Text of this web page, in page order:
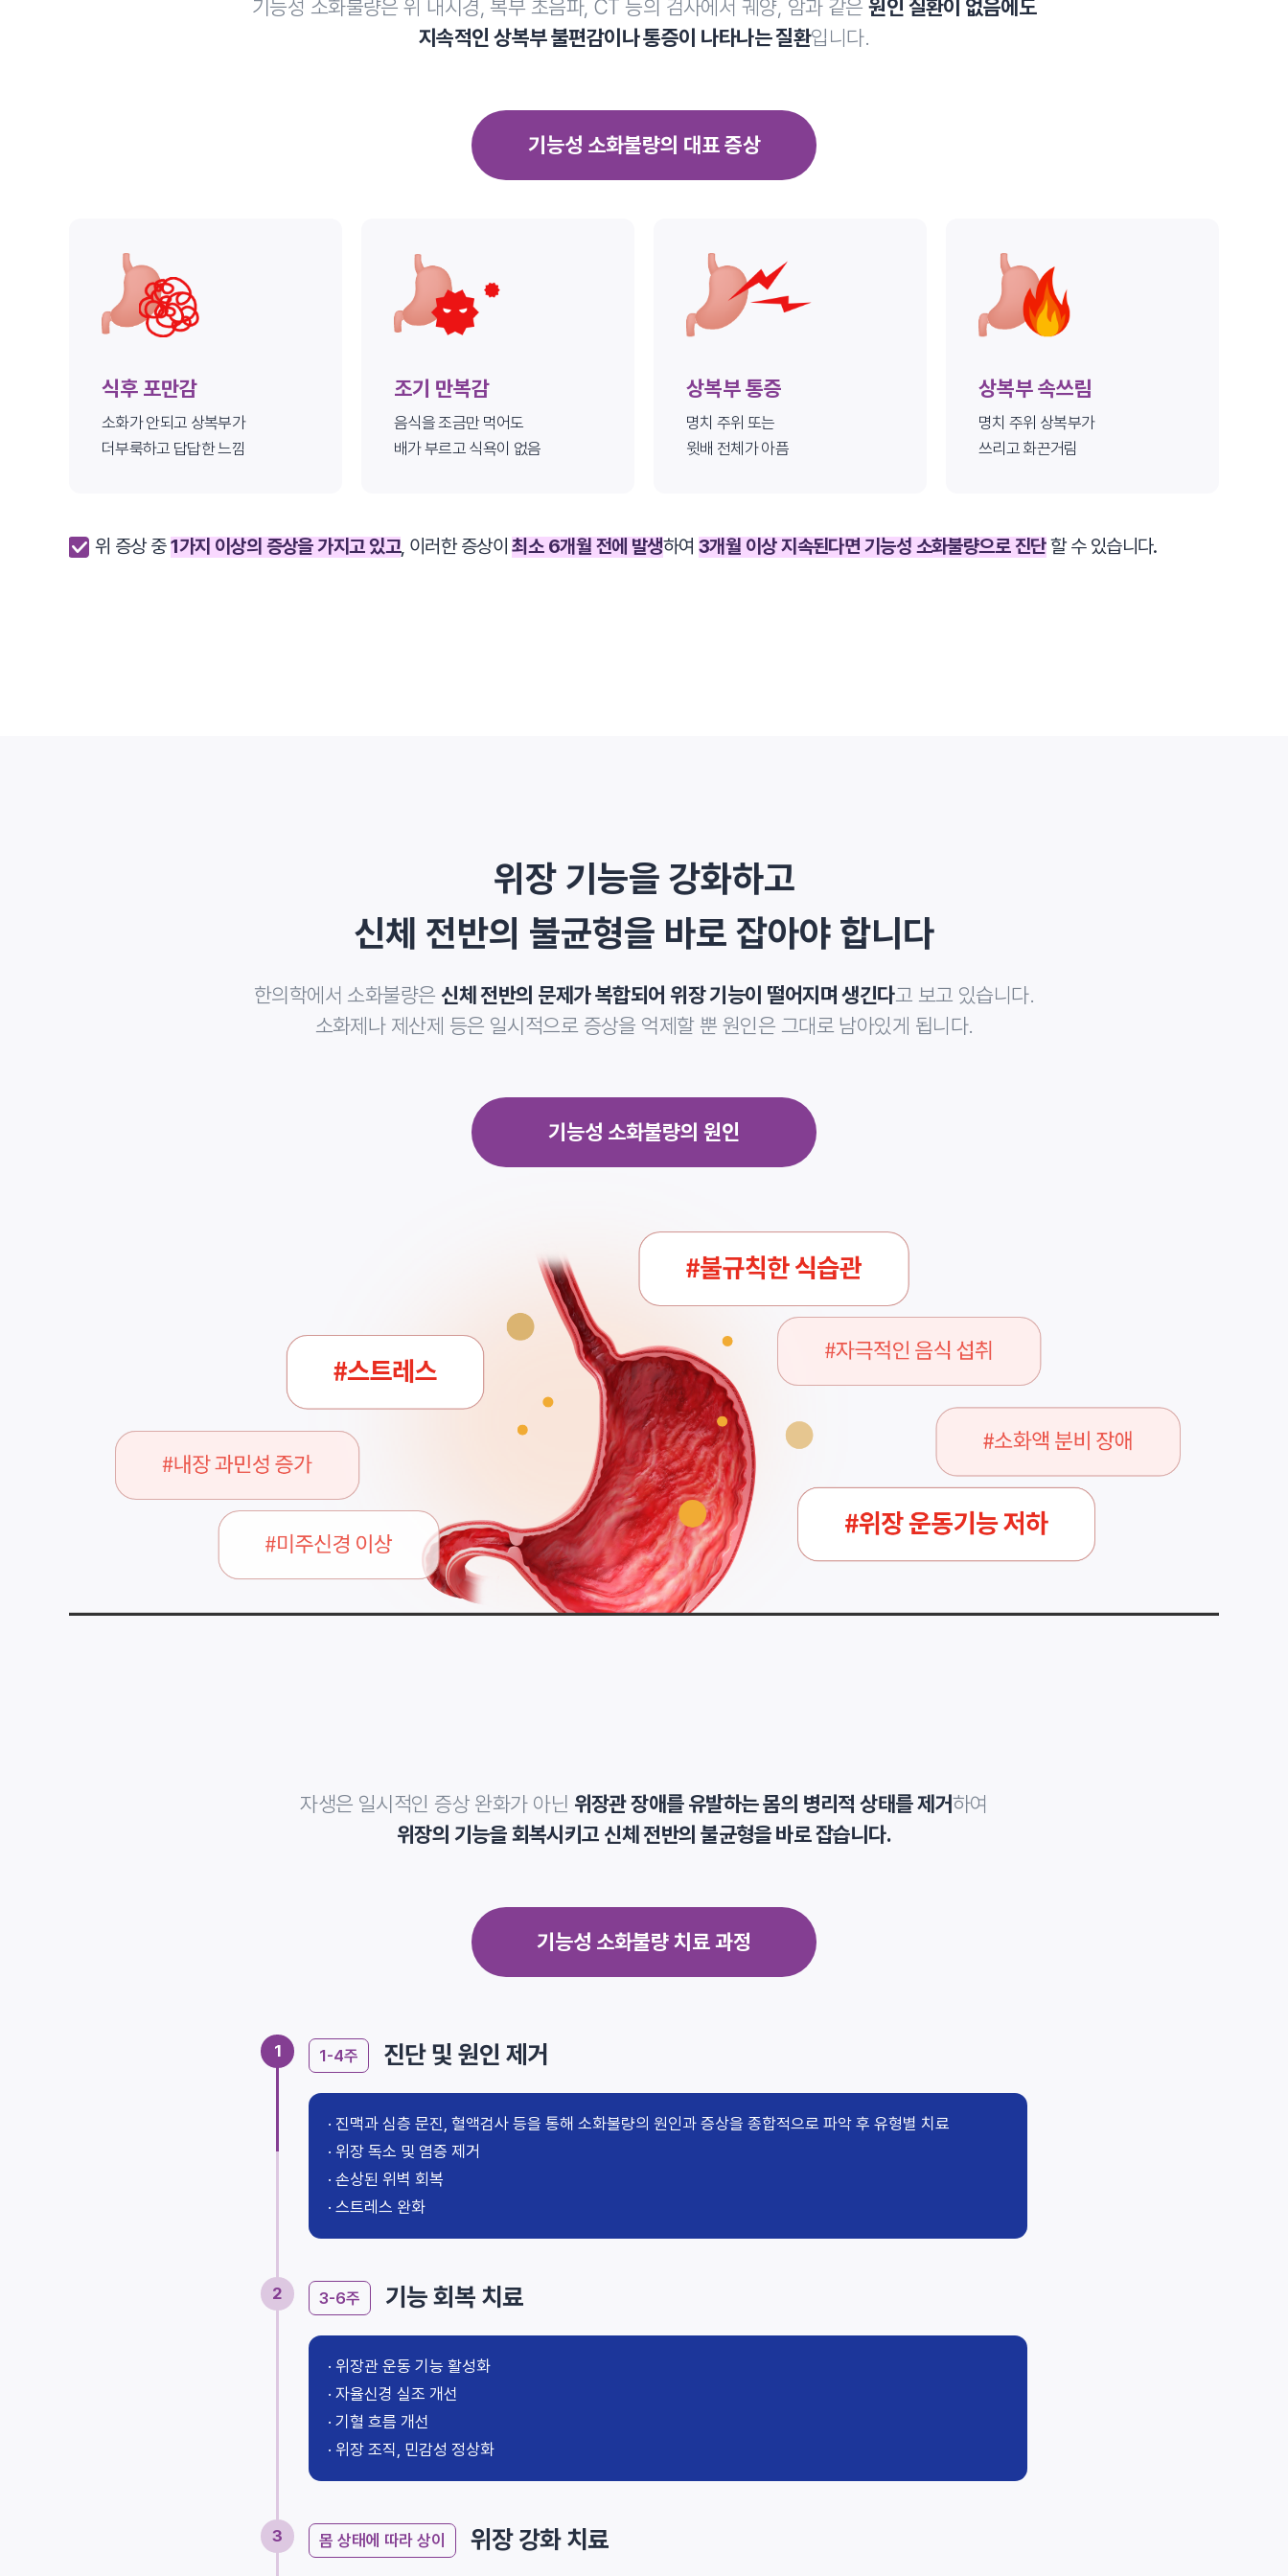
기능성 소화불량은 위 내시경, 복부 초음파, CT 등의 검사에서 궤양, 암과 같은원인 질환이 없음에도
지속적인 상복부 불편감이나 통증이 나타나는 질환입니다.
기능성 소화불량의 대표 증상
식후 포만감
소화가 안되고 상복부가
더부룩하고 답답한 느낌
조기 만복감
음식을 조금만 먹어도
배가 부르고 식욕이 없음
상복부 통증
명치 주위 또는
윗배 전체가 아픔
상복부 속쓰림
명치 주위 상복부가
쓰리고 화끈거림
위 증상 중1가지 이상의 증상을 가지고 있고, 이러한증상이최소 6개월 전에 발생하여3개월 이상 지속된다면 기능성 소화불량으로 진단할 수 있습니다.
위장 기능을 강화하고
신체 전반의 불균형을 바로 잡아야 합니다
한의학에서 소화불량은 신체 전반의 문제가 복합되어 위장 기능이 떨어지며 생긴다고 보고 있습니다.
소화제나 제산제 등은 일시적으로 증상을 억제할 뿐 원인은 그대로 남아있게 됩니다.
기능성 소화불량의 원인
자생은 일시적인 증상 완화가 아닌 위장관 장애를 유발하는 몸의 병리적 상태를 제거하여
위장의 기능을 회복시키고 신체 전반의 불균형을 바로 잡습니다.
기능성 소화불량 치료 과정
1 1-4주 진단 및 원인 제거
진맥과 심층 문진, 혈액검사 등을 통해 소화불량의 원인과 증상을 종합적으로 파악 후 유형별 치료
위장 독소 및 염증 제거
손상된 위벽 회복
스트레스 완화
2 3-6주 기능 회복 치료
위장관 운동 기능 활성화
자율신경 실조 개선
기혈 흐름 개선
위장 조직, 민감성 정상화
3 몸 상태에 따라 상이 위장 강화 치료
안면마비 입원환자의 24시
한의사·의사 협진 및 양방치료
점심
심부경락 약찜치료
안면부 신경근 유지 위한 자가훈련
자생 기능성소화불량 입원집중치료 프로그램은 병원 또는 환자 상태에 따라 달라질 수 있습니다.